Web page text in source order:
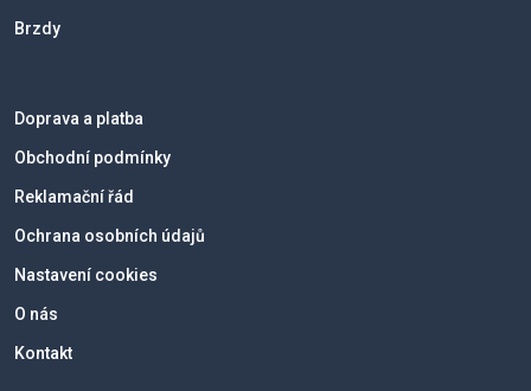
Brzdy
Doprava a platba
Obchodní podmínky
Reklamační řád
Ochrana osobních údajů
Nastavení cookies
O nás
Kontakt